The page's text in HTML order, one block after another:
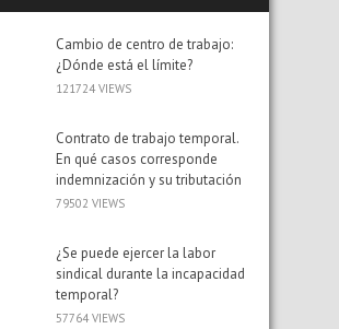
Cambio de centro de trabajo:
¿Dónde está el límite?
121724 VIEWS
Contrato de trabajo temporal.
En qué casos corresponde
indemnización y su tributación
79502 VIEWS
¿Se puede ejercer la labor
sindical durante la incapacidad
temporal?
57764 VIEWS